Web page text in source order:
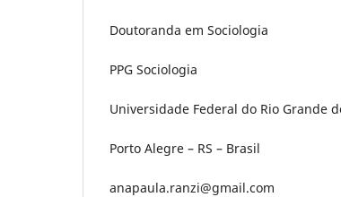
Doutoranda em Sociologia
PPG Sociologia
Universidade Federal do Rio Grande
Porto Alegre – RS – Brasil
anapaula.ranzi@gmail.com